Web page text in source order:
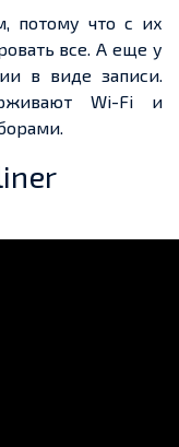
потому что с их
все. А еще у
в виде записи.
Wi-Fi и